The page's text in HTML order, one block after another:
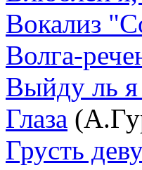
Вокализ
Волга-
Выйду ль я
Глаза
Грусть